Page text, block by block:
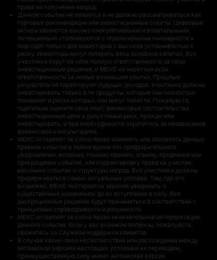
10 USDT в GRAM
5 USDT в GRAM
Благодарим вас
за участие
Благодарим вас
за участие
50 USDT в GRAM
права на получение наград.
Данное событие не является и не должно рассматриваться как
торговые рекомендации или инвестиционные советы. Цифровые
активы являются высоко спекулятивными и волатильными,
потенциально сталкиваются с ограничениями ликвидности и
подходят только для инвесторов с высокой устойчивостью к
риску. Инвесторы могут потерять весь основной капитал. Все
участники берут на себя полную ответственность за свои
инвестиционные решения, и MEXC не несет никакой
ответственности за любые возникшие убытки. Прошлые
результаты не гарантируют будущих доходов. Участники должны
инвестировать только в те продукты, которые они полностью
понимают и риски которых они могут понести. Пожалуйста,
тщательно оцените свой опыт, финансовые обстоятельства,
инвестиционные цели и допустимый риск, прежде чем
инвестировать, и при необходимости обратитесь за независимой
финансовой консультацией.
MEXC оставляет за собой право изменять или обновлять данные
правила события в любое время без предварительного
уведомления, включая, помимо прочего, отмену, продление или
прекращение события, или корректировку права на участие,
механики события и структуры наград. Все участники должны
придерживаться самых актуальных условий. Там, где это
возможно, MEXC постарается заранее уведомить о
существенных изменениях до их вступления в силу. Все
дискреционные решения будут приниматься в соответствии с
принципами справедливости и разумности.
MEXC оставляет за собой право окончательной интерпретации
данного события. Если у вас возникли вопросы, пожалуйста,
свяжитесь со Службой поддержки клиентов.
В случае каких-либо несоответствий или расхождений между
английской версией настоящих условий и их переводом,
преимущественную силу имеет английская версия.